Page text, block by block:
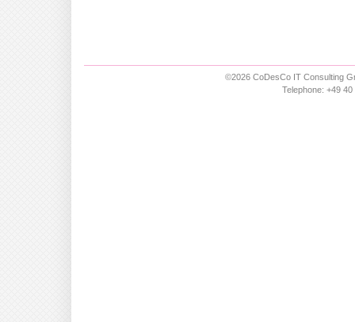
©2026 CoDesCo IT Consulting
Telephone: +49